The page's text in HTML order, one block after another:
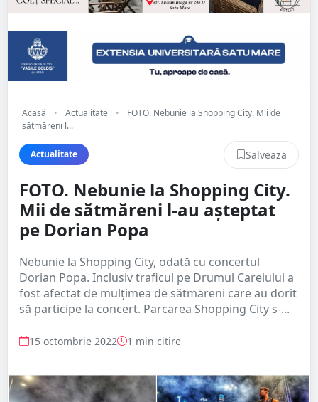
Acasă • Actualitate •
FOTO. Nebunie la Shopping City. Mii de
sătmăreni l...
Actualitate Salvează
FOTO. Nebunie la Shopping City.
Mii de sătmăreni l-au așteptat
pe Dorian Popa
Nebunie la Shopping City, odată cu concertul
Dorian Popa. Inclusiv traficul pe Drumul Careiului a
fost afectat de mulțimea de sătmăreni care au dorit
să participe la concert. Parcarea Shopping City s-...
15 octombrie 2022 1 min citire